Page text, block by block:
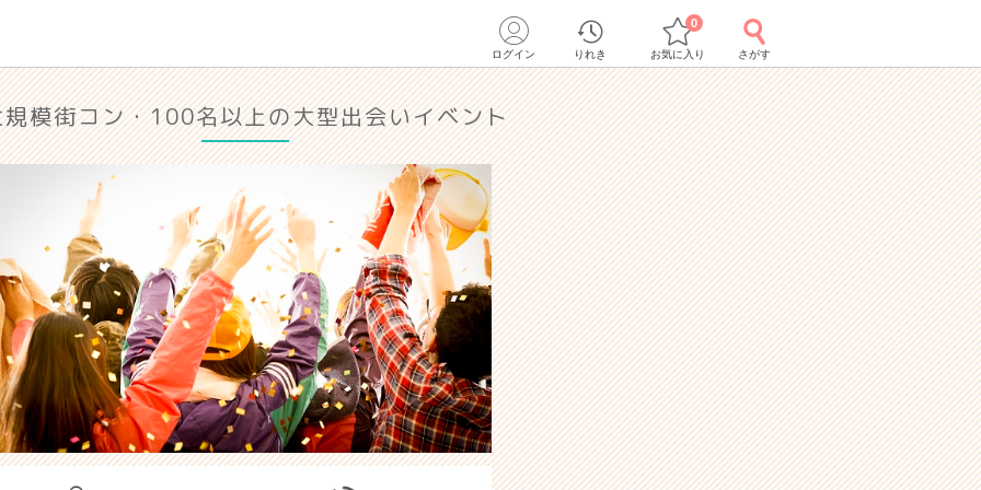
ログイン りれき お気に入り
0
さがす
規模街コン・100名以上の大型出会いイベント